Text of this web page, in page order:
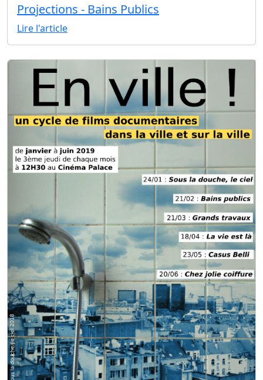
Projections - Bains Publics
Lire l'article